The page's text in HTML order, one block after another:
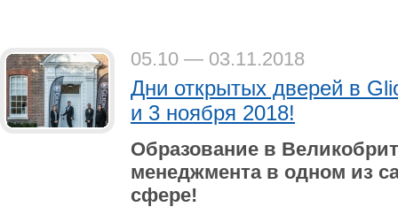
05.10 — 03.11.2018
Дни открытых дверей в
и 3 ноября 2018!
Образование в
менеджмента в одном из
сфере!